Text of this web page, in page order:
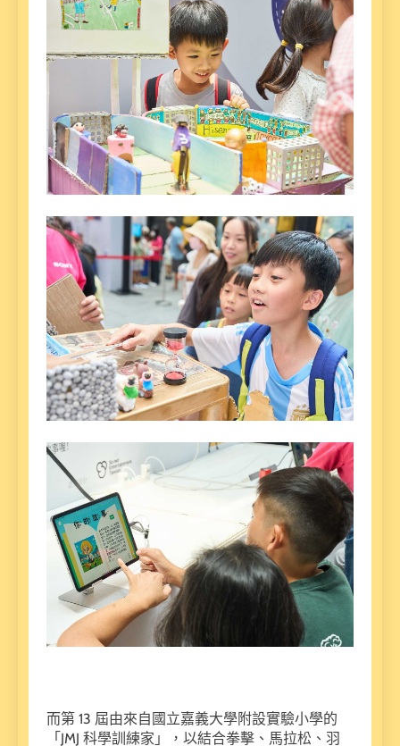
而第 13 屆由來自國立嘉義大學附設實驗小學的
「JMJ 科學訓練家」，以結合拳擊、馬拉松、羽